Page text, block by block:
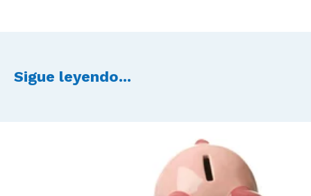
Sigue leyendo...